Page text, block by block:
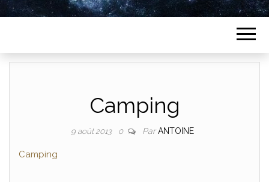
Camping
9 août 2013 0 ParANTOINE
Camping